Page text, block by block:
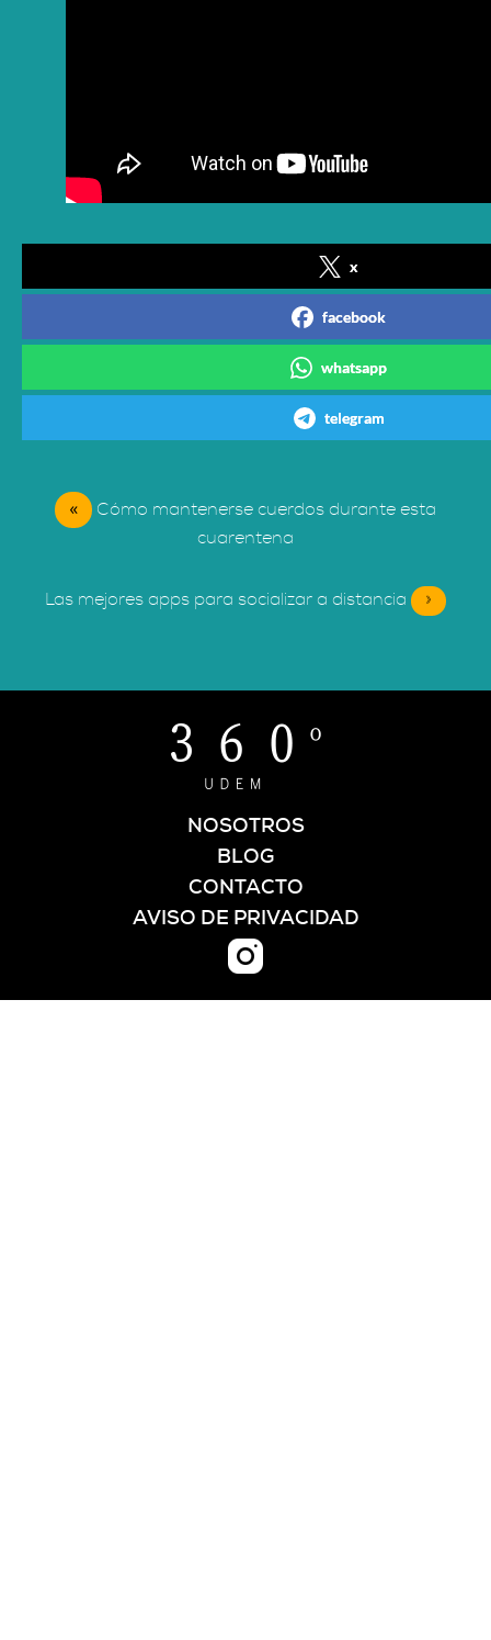
x
facebook
whatsapp
telegram
«
Cómo mantenerse cuerdos durante esta
cuarentena
Las mejores apps para socializar a distancia »
NOSOTROS
BLOG
CONTACTO
AVISO DE PRIVACIDAD